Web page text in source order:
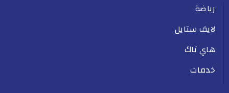
رياضة
لايف ستايل
هاي تاك
خدمات